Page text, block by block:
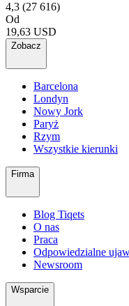
4,3 (27 616)
Od
19,63 USD
Zobacz
Barcelona
Londyn
Nowy Jork
Paryż
Rzym
Wszystkie kierunki
Firma
Blog Tiqets
O nas
Praca
Odpowiedzialne
Newsroom
Wsparcie